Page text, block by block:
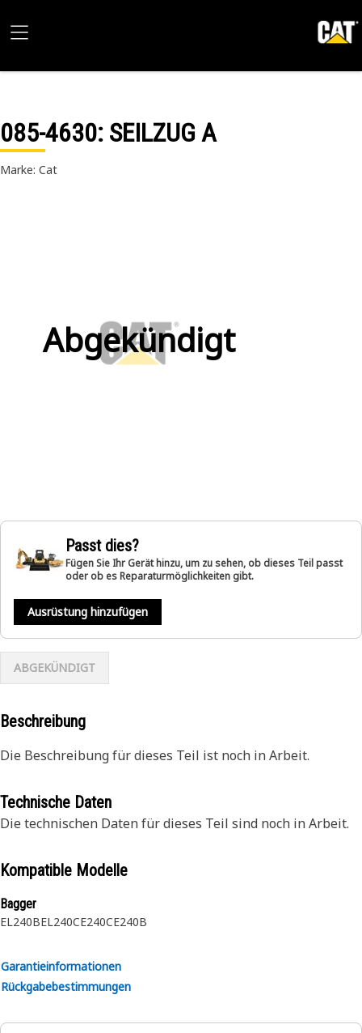
085-4630: SEILZUG A
Marke: Cat
Abgekündigt
Passt dies?
Fügen Sie Ihr Gerät hinzu, um zu sehen, ob dieses Teil passt
oder ob es Reparaturmöglichkeiten gibt.
Ausrüstung hinzufügen
ABGEKÜNDIGT
Beschreibung
Die Beschreibung für dieses Teil ist noch in Arbeit.
Technische Daten
Die technischen Daten für dieses Teil sind noch in Arbeit.
Kompatible Modelle
Bagger
EL240BEL240CE240CE240B
Garantieinformationen
Rückgabebestimmungen